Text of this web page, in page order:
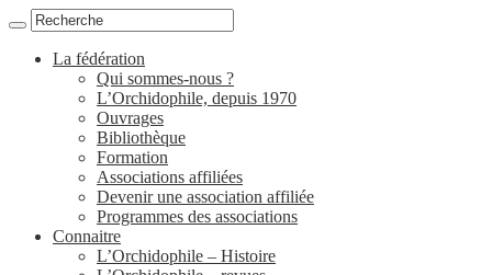
La fédération
Qui sommes-nous ?
L’Orchidophile, depuis 1970
Ouvrages
Bibliothèque
Formation
Associations affiliées
Devenir une association affiliée
Programmes des associations
Connaitre
L’Orchidophile – Histoire